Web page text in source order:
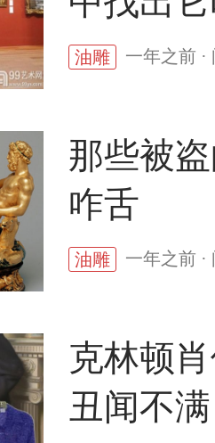
油雕 一年之前 ·
那些被
咋舌
油雕 一年之前 ·
克林顿
丑闻不满